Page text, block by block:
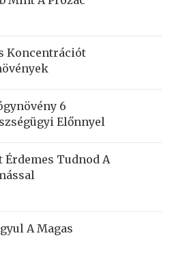
Koncentrációt
6
Előnnyel
Tudnod A
A Magas